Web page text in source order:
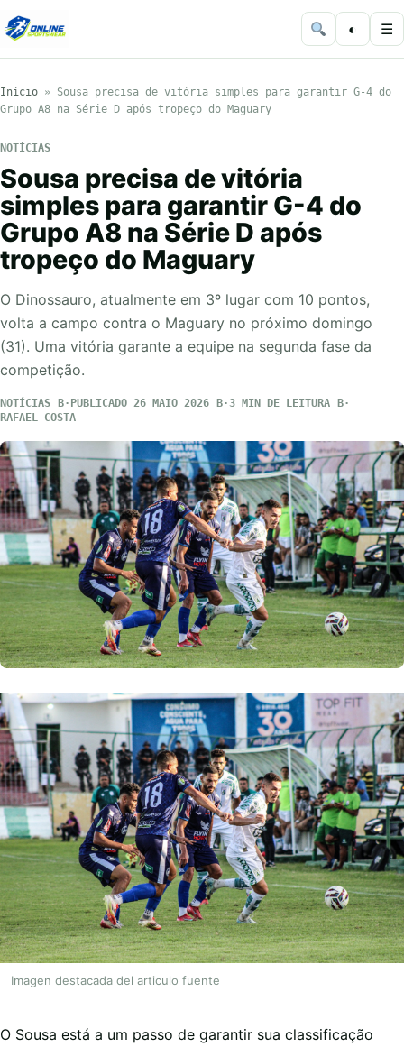
◐ ☰
Início » Sousa precisa de vitória simples para garantir G-4 do
Grupo A8 na Série D após tropeço do Maguary
NOTÍCIAS
Sousa precisa de vitória
simples para garantir G-4 do
Grupo A8 na Série D após
tropeço do Maguary
O Dinossauro, atualmente em 3º lugar com 10 pontos,
volta a campo contra o Maguary no próximo domingo
(31). Uma vitória garante a equipe na segunda fase da
competição.
NOTÍCIAS PUBLICADO 26 MAIO 2026
3 MIN DE LEITURA
RAFAEL COSTA
Imagen destacada del articulo fuente
O Sousa está a um passo de garantir sua classificação